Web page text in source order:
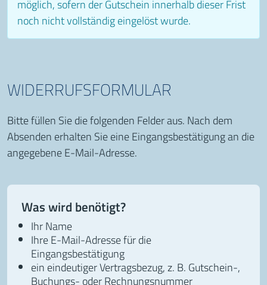
möglich, sofern der Gutschein innerhalb dieser Frist
noch nicht vollständig eingelöst wurde.
WIDERRUFSFORMULAR
Bitte füllen Sie die folgenden Felder aus. Nach dem
Absenden erhalten Sie eine Eingangsbestätigung an die
angegebene E-Mail-Adresse.
Was wird benötigt?
Ihr Name
Ihre E-Mail-Adresse für die
Eingangsbestätigung
ein eindeutiger Vertragsbezug, z. B. Gutschein-,
Buchungs- oder Rechnungsnummer